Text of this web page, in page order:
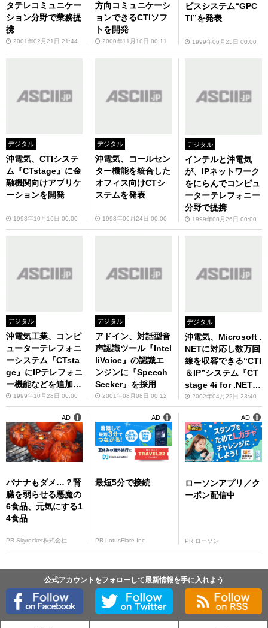
タテレコミュニケー
ション分野で業務提
携
2001年02月21日 21:44
方向コミュニケーシ
ョンできるCTIソフ
トを開発
2000年11月10日 00:11
ビスシステム“GPC
TI”を発表
1999年06月25日 00:00
デジタル
沖電気、CTIシステ
ム『CTstage』に金
融機関向けアプリケ
ーションを開発
1998年10月16日 00:00
デジタル
沖電気、コールセン
ター機能を統合した
オフィス向けCTシ
ステムを発表
1998年06月24日 00:00
デジタル
インテルと沖電気
が、IPネットワーク
をにらんでコンピュ
ーターテレフォニー
分野で提携
1999年08月26日 00:00
デジタル
沖電気工業、コンピ
ューターテレフォニ
ーシステム『CTsta
ge』にIPテレフォニ
ー機能などを追加し
た新バージョン発表
1999年10月28日 00:00
デジタル
アドイン、対話型音
声認識ツール『Intel
liVoice』の認識エ
ンジンに『Speech
Seeker』を採用
2001年08月08日 00:12
デジタル
沖電気、Microsoft .
NETに対応し数万回
線を収容できる“CTI
＆IP”システム『CT
stage 4i for .NET』
を発表
2002年04月22日 23:40
バナナもダメ…？腎
臓を弱らせる悪魔の
6食品、元気にする1
4食品
PR Skyrocket株式会社
AD
最短5分で接続
PR LotusFlare Inc
AD
ローソンアプリ／ク
ーポン配信中
PR ローソン
AD
公式アカウントをフォローして最新情報を手に入れよう